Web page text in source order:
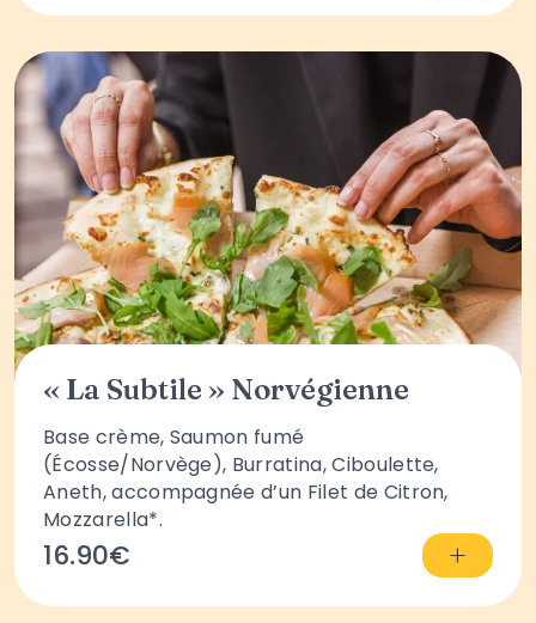
« La Subtile » Norvégienne
Base crème, Saumon fumé
(Écosse/Norvège), Burratina, Ciboulette,
Aneth, accompagnée d’un Filet de Citron,
Mozzarella*.
16.90€ +